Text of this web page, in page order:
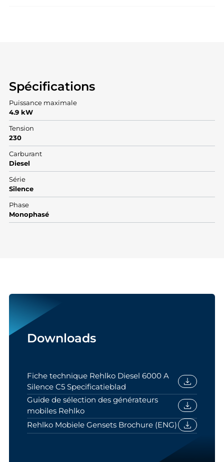
Spécifications
Puissance maximale
4.9 kW
Tension
230
Carburant
Diesel
Série
Silence
Phase
Monophasé
Downloads
Fiche technique Rehlko Diesel 6000 A
Silence C5 Specificatieblad
download
Guide de sélection des générateurs
mobiles Rehlko
download
Rehlko Mobiele Gensets Brochure (ENG) download